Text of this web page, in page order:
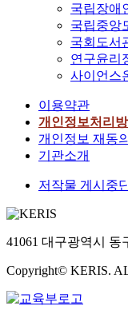
국립장애
국립중앙
국회도서
연구윤리
사이언스
이용약관
개인정보처리
개인정보 재동의
기관소개
저작물 게시중
41061 대구광역시 동
Copyright© KERIS.